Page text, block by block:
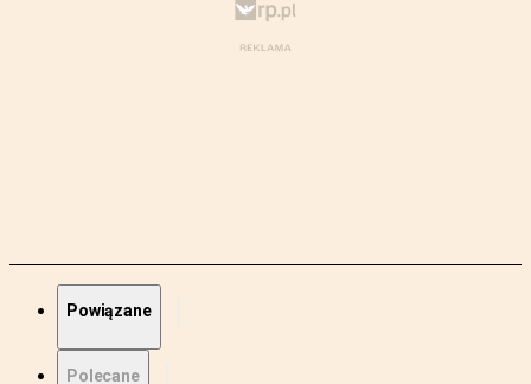
Powiązane
Polecane